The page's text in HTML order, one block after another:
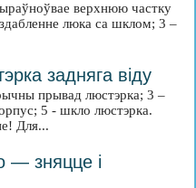
верхнюю частку
люка са шклом; 3 –
задняга віду
прывад люстэрка; 3 –
5 - шкло люстэрка.
Для...
— зняцце і